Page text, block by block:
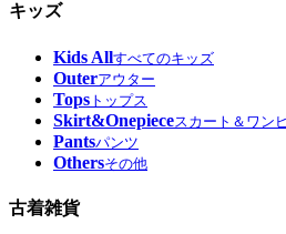
キッズ
Kids Allすべてのキッズ
Outerアウター
Tops トップス
Skirt&Onepieceスカート＆ワン
Pantsパンツ
Othersその他
古着雑貨